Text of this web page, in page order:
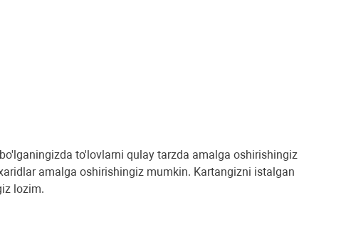
to'lovlarni qulay tarzda amalga oshirishingiz
amalga oshirishingiz mumkin. Kartangizni istalgan
lozim.